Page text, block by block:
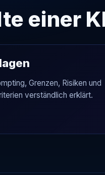
einer
Grenzen, Risiken und
verständlich erklärt.